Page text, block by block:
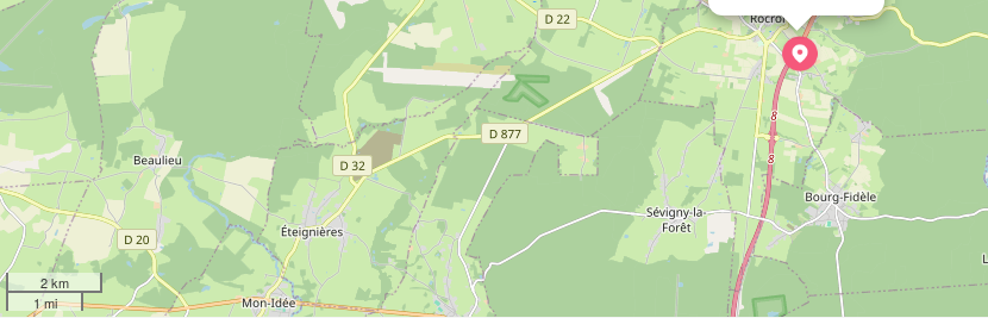
2 km
1 mi